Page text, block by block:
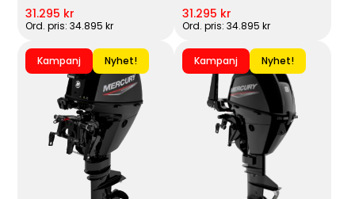
31.295 kr
Ord. pris: 34.895 kr
31.295 kr
Ord. pris: 34.895 kr
Kampanj Nyhet! Kampanj Nyhet!